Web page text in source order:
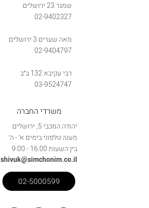
שמגר 23 ירושלים
02-9402327
מאה שערים 3 ירושלים
02-9404797
רבי עקיבא 132 ב״ב
03-9524747
משרדי החברה
יהודה המכבי 5, ירושלים
מענה טלפוני בימים א׳ - ה׳
בין השעות 16:00 - 9:00
shivuk@simchonim.co.il
02-5000599